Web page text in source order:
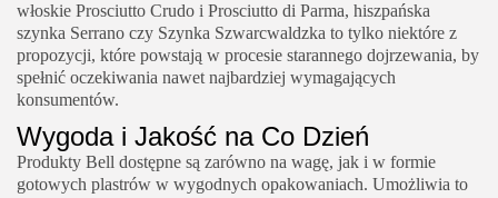
włoskie Prosciutto Crudo i Prosciutto di Parma, hiszpańska
szynka Serrano czy Szynka Szwarcwaldzka to tylko niektóre z
propozycji, które powstają w procesie starannego dojrzewania, by
spełnić oczekiwania nawet najbardziej wymagających
konsumentów.
Wygoda i Jakość na Co Dzień
Produkty Bell dostępne są zarówno na wagę, jak i w formie
gotowych plastrów w wygodnych opakowaniach. Umożliwia to